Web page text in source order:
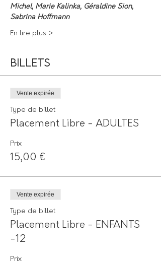
Michel, Marie Kalinka, Géraldine Sion,
Sabrina Hoffmann
En lire plus >
Billets
Vente expirée
Type de billet
Placement Libre - ADULTES
Prix
15,00 €
Vente expirée
Type de billet
Placement Libre - ENFANTS
-12
Prix